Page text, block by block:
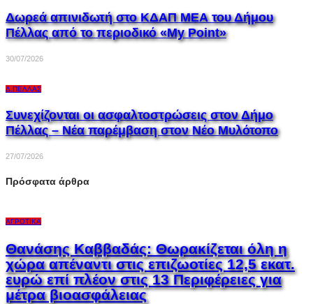
Δωρεά απινιδωτή στο ΚΔΑΠ ΜΕΑ του Δήμου
Πέλλας από το περιοδικό «My Point»
30/07/2026
Δ.ΠΈΛΛΑΣ
Συνεχίζονται οι ασφαλτοστρώσεις στον Δήμο
Πέλλας – Νέα παρέμβαση στον Νέο Μυλότοπο
27/07/2026
Πρόσφατα άρθρα
ΑΓΡΟΤΙΚΆ
Θανάσης Καββαδάς: Θωρακίζεται όλη η
χώρα απέναντι στις επιζωοτίες 12,5 εκατ.
ευρώ επί πλέον στις 13 Περιφέρειες για
μέτρα βιοασφάλειας